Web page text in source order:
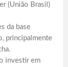
(União Brasil)
da base
principalmente
investir em